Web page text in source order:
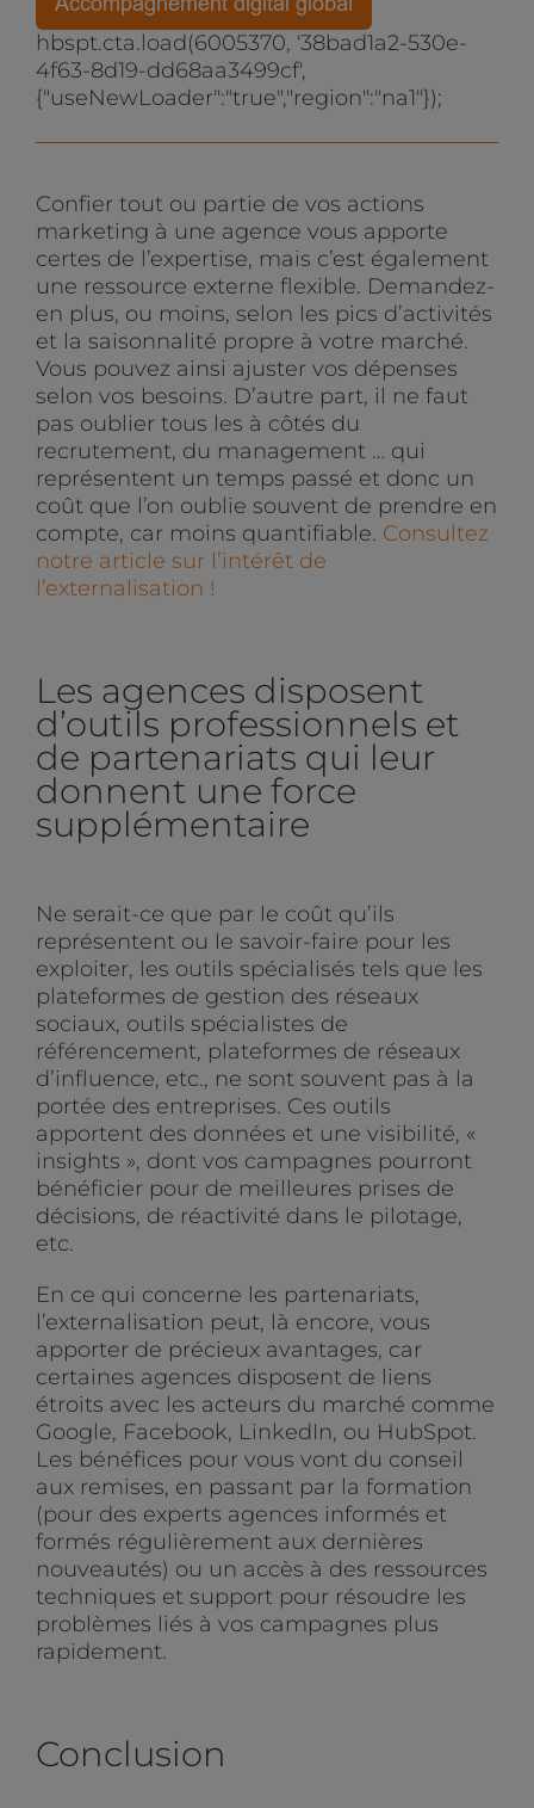
hbspt.cta.load(6005370, '38bad1a2-530e-
4f63-8d19-dd68aa3499cf',
{"useNewLoader":"true","region":"na1"});
Confier tout ou partie de vos actions
marketing à une agence vous apporte
certes de l’expertise, mais c’est également
une ressource externe flexible. Demandez-
en plus, ou moins, selon les pics d’activités
et la saisonnalité propre à votre marché.
Vous pouvez ainsi ajuster vos dépenses
selon vos besoins. D’autre part, il ne faut
pas oublier tous les à côtés du
recrutement, du management … qui
représentent un temps passé et donc un
coût que l’on oublie souvent de prendre en
compte, car moins quantifiable. Consultez
notre article sur l’intérêt de
l’externalisation !
Les agences disposent
d’outils professionnels et
de partenariats qui leur
donnent une force
supplémentaire
Ne serait-ce que par le coût qu’ils
représentent ou le savoir-faire pour les
exploiter, les outils spécialisés tels que les
plateformes de gestion des réseaux
sociaux, outils spécialistes de
référencement, plateformes de réseaux
d’influence, etc., ne sont souvent pas à la
portée des entreprises. Ces outils
apportent des données et une visibilité, «
insights », dont vos campagnes pourront
bénéficier pour de meilleures prises de
décisions, de réactivité dans le pilotage,
etc.
En ce qui concerne les partenariats,
l’externalisation peut, là encore, vous
apporter de précieux avantages, car
certaines agences disposent de liens
étroits avec les acteurs du marché comme
Google, Facebook, LinkedIn, ou HubSpot.
Les bénéfices pour vous vont du conseil
aux remises, en passant par la formation
(pour des experts agences informés et
formés régulièrement aux dernières
nouveautés) ou un accès à des ressources
techniques et support pour résoudre les
problèmes liés à vos campagnes plus
rapidement.
Conclusion